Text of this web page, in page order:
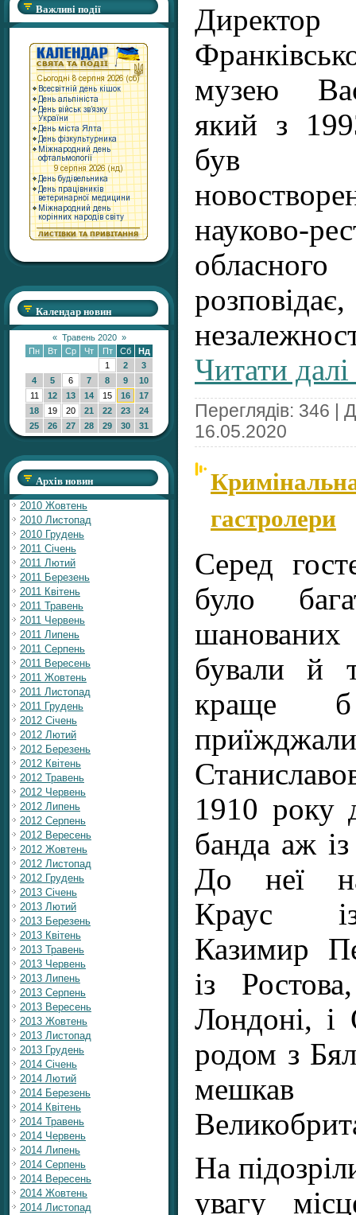
Важливі події
Календар новин
« Травень 2020 »
Пн
Вт Ср Чт Пт Сб
Нд
1
2
3
4
5 6 7 8 9
10
11
12 13 14 15 16
17
18
19 20 21 22 23
24
25
26 27 28 29 30 31
Архів новин
2010 Жовтень
2010 Листопад
2010 Грудень
2011 Січень
2011 Лютий
2011 Березень
2011 Квітень
2011 Травень
2011 Червень
2011 Липень
2011 Серпень
2011 Вересень
2011 Жовтень
2011 Листопад
2011 Грудень
2012 Січень
2012 Лютий
2012 Березень
2012 Квітень
2012 Травень
2012 Червень
2012 Липень
2012 Серпень
2012 Вересень
2012 Жовтень
2012 Листопад
2012 Грудень
2013 Січень
2013 Лютий
2013 Березень
2013 Квітень
2013 Травень
2013 Червень
2013 Липень
2013 Серпень
2013 Вересень
2013 Жовтень
2013 Листопад
2013 Грудень
2014 Січень
2014 Лютий
2014 Березень
2014 Квітень
2014 Травень
2014 Червень
2014 Липень
2014 Серпень
2014 Вересень
2014 Жовтень
2014 Листопад
музею
який з
був
науково-
Читати
Переглядів: 346 |
16.05.2020
Кримінальна
гастролери
Серед
було
бували й
краще
1910 року
банда аж
До неї
Краус
Казимир
із
Лондоні,
родом з
На
увагу